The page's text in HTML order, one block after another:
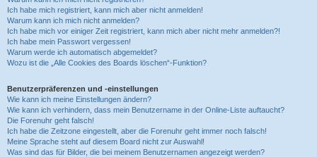
Ich habe mich registriert, kann mich aber nicht anmelden!
Warum kann ich mich nicht anmelden?
Ich habe mich vor einiger Zeit registriert, kann mich aber nicht mehr anmelden?!
Ich habe mein Passwort vergessen!
Warum werde ich automatisch abgemeldet?
Wozu ist die „Alle Cookies des Boards löschen“-Funktion?
Benutzerpräferenzen und -einstellungen
Wie kann ich meine Einstellungen ändern?
Wie kann ich verhindern, dass mein Benutzername in der Online-Liste auftaucht?
Die Forenuhr geht falsch!
Ich habe die Zeitzone eingestellt, aber die Forenuhr geht immer noch falsch!
Meine Sprache steht auf diesem Board nicht zur Auswahl!
Was sind das für Bilder, die bei meinem Benutzernamen angezeigt werden?